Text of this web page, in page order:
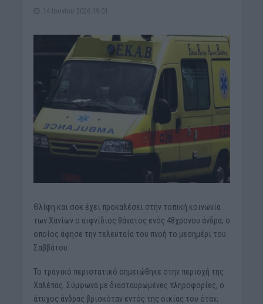
14 Ιουνίου 2026 19:01
Θλίψη και σοκ έχει προκαλέσει στην τοπική κοινωνία
των Χανίων o αιφνίδιος θάνατος ενός 48χρονου άνδρα, ο
οποίος άφησε την τελευταία του πνοή το μεσημέρι του
Σαββάτου.
Το τραγικό περιστατικό σημειώθηκε στην περιοχή της
Χαλέπας. Σύμφωνα με διασταυρωμένες πληροφορίες, ο
άτυχος άνδρας βρισκόταν εντός της οικίας του όταν,